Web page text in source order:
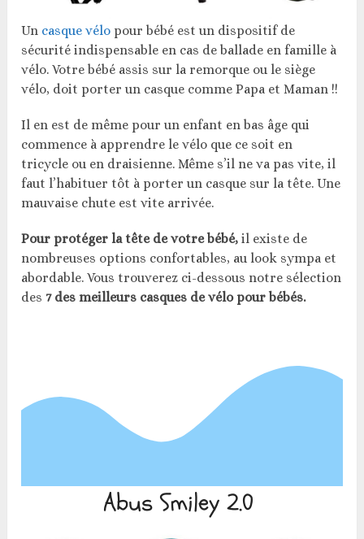
Un casque vélo pour bébé est un dispositif de
sécurité indispensable en cas de ballade en famille à
vélo. Votre bébé assis sur la remorque ou le siège
vélo, doit porter un casque comme Papa et Maman !!
Il en est de même pour un enfant en bas âge qui
commence à apprendre le vélo que ce soit en
tricycle ou en draisienne. Même s’il ne va pas vite, il
faut l’habituer tôt à porter un casque sur la tête. Une
mauvaise chute est vite arrivée.
Pour protéger la tête de votre bébé, il existe de
nombreuses options confortables, au look sympa et
abordable. Vous trouverez ci-dessous notre sélection
des 7 des meilleurs casques de vélo pour bébés.
Abus Smiley 2.0